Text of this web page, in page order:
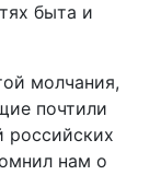
быта и
молчания,
почтили
российских
нам о